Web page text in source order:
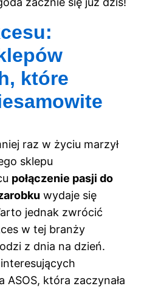
które
raz w życiu marzył
sklepu
połączenie pasji do
wydaje się
jednak zwrócić
w tej branży
z dnia na dzień.
ASOS, która zaczynała